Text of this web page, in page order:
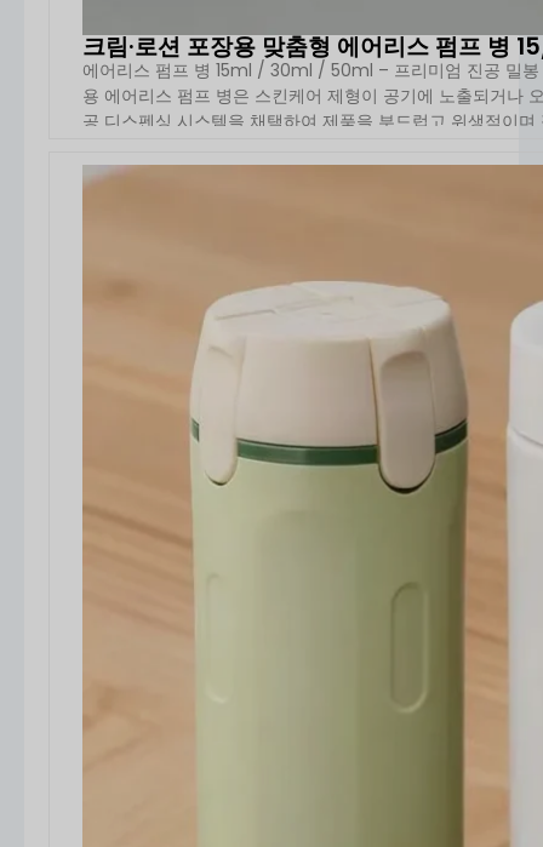
크림·로션 포장용 맞춤형 에어리스 펌프 병
에어리스 펌프 병 15ml / 30ml / 50ml – 프리미엄 진공 밀
용 에어리스 펌프 병은 스킨케어 제형이 공기에 노출되거나
공 디스펜싱 시스템을 채택하여 제품을 부드럽고 위생적이